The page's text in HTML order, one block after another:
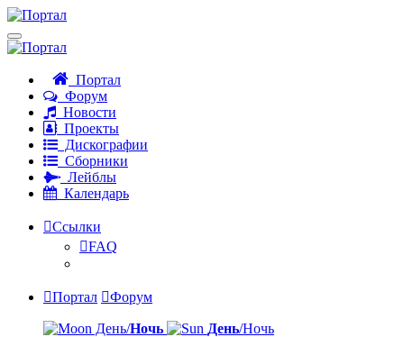
Портал
Форум
Новости
Проекты
Дискографии
Сборники
Лейблы
Календарь
Ссылки
FAQ
Портал Форум
День/Ночь День/Ночь